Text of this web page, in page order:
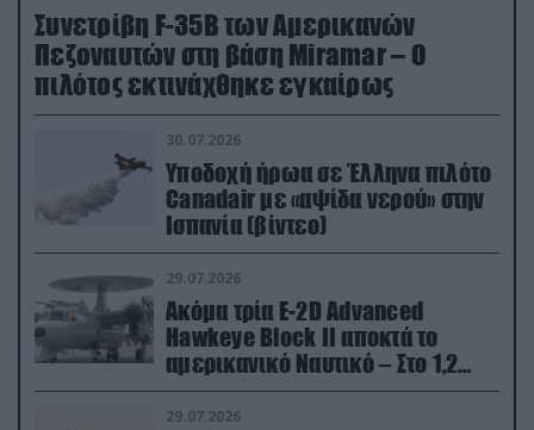
Συνετρίβη F-35B των Αμερικανών
Πεζοναυτών στη βάση Miramar – Ο
πιλότος εκτινάχθηκε εγκαίρως
30.07.2026
Υποδοχή ήρωα σε Έλληνα πιλότο
Canadair με «αψίδα νερού» στην
Ισπανία (βίντεο)
29.07.2026
Ακόμα τρία E-2D Advanced
Hawkeye Block II αποκτά το
αμερικανικό Ναυτικό – Στο 1,2
δισ.δολάρια το κόστος
29.07.2026